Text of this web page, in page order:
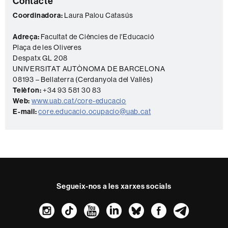
c
t
e
Coordinadora: Laura Palou Catasús
Adreça: Facultat de Ciències de l'Educació
Plaça de les Oliveres
Despatx GL 208
UNIVERSITAT AUTÒNOMA DE BARCELONA
08193 – Bellaterra (Cerdanyola del Vallès)
Telèfon:+34 93 581 30 83
Web: www.uab.cat/core-educacio
E-mail:core.educacio.ocupacio@uab.cat
Segueix-nos a les xarxes socials
Instagram
TikTokYouTube
LinkedIn
Bluesky